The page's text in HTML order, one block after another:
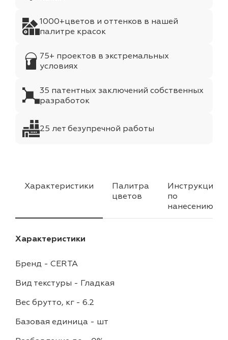
1000+цветов и оттенков в нашей
палитре красок
75+ проектов в экстремальных
условиях
35 патентных заключений собственных
разработок
25 лет безупречной работы
Характеристики
Палитра
цветов
Инструкция
по
нанесению
Характеристики
Бренд - CERTA
Вид текстуры - Гладкая
Вес брутто, кг - 6.2
Базовая единица - шт